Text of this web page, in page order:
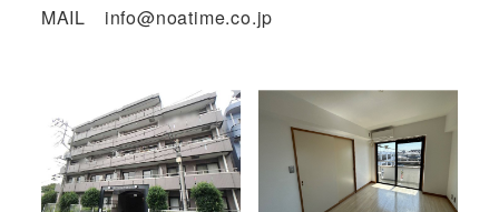
MAIL info@noatime.co.jp